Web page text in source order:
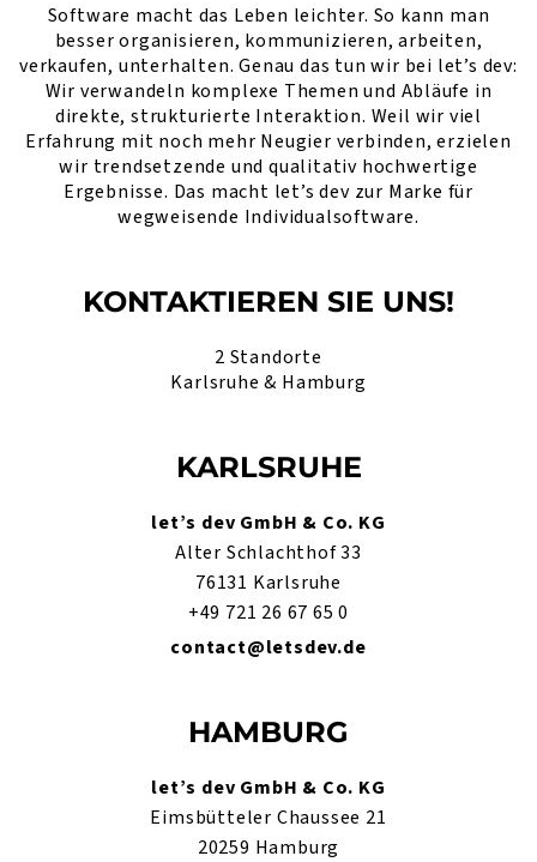
Software macht das Leben leichter. So kann man
besser organisieren, kommunizieren, arbeiten,
verkaufen, unterhalten. Genau das tun wir bei let’s dev:
Wir verwandeln komplexe Themen und Abläufe in
direkte, strukturierte Interaktion. Weil wir viel
Erfahrung mit noch mehr Neugier verbinden, erzielen
wir trendsetzende und qualitativ hochwertige
Ergebnisse. Das macht let’s dev zur Marke für
wegweisende Individualsoftware.
KONTAKTIEREN SIE UNS!
2 Standorte
Karlsruhe & Hamburg
KARLSRUHE
let’s dev GmbH & Co. KG
Alter Schlachthof 33
76131 Karlsruhe
+49 721 26 67 65 0
contact@letsdev.de
HAMBURG
let’s dev GmbH & Co. KG
Eimsbütteler Chaussee 21
20259 Hamburg